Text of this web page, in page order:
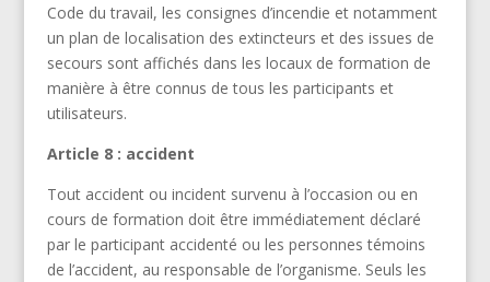
Code du travail, les consignes d’incendie et notamment
un plan de localisation des extincteurs et des issues de
secours sont affichés dans les locaux de formation de
manière à être connus de tous les participants et
utilisateurs.
Article 8 : accident
Tout accident ou incident survenu à l’occasion ou en
cours de formation doit être immédiatement déclaré
par le participant accidenté ou les personnes témoins
de l’accident, au responsable de l’organisme. Seuls les